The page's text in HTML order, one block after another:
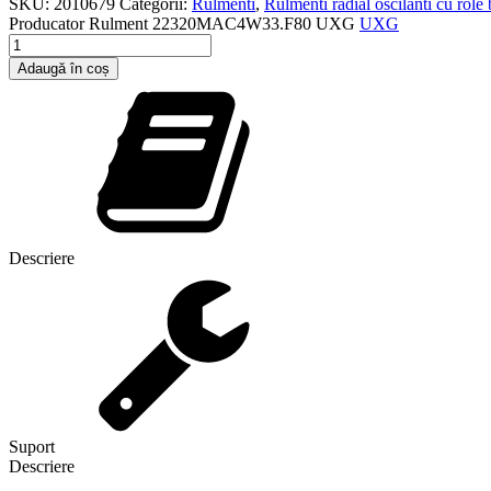
ProducatorRulment 22320MAC4W33.F80 UXG UXG
Cantitate
Rulment
22320MAC4W33.F80
Adaugă în coș
Descriere
Suport
Descriere